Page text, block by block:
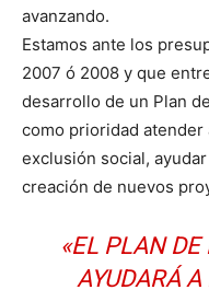
avanzando.
Estamos ante los
2007 ó 2008 y que
desarrollo de un Plan
como prioridad
exclusión social,
creación de nuevos
«EL PLAN
AYUDARÁ